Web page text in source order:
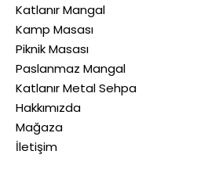
Katlanır Mangal
Kamp Masası
Piknik Masası
Paslanmaz Mangal
Katlanır Metal Sehpa
Hakkımızda
Mağaza
İletişim